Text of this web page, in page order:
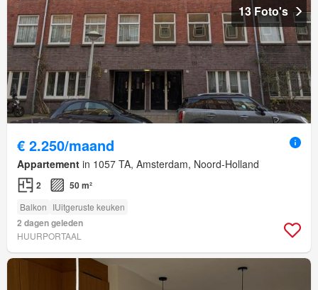
13 Foto's
€ 2.250/maand
Appartement in 1057 TA, Amsterdam, Noord-Holland
2 50 m²
Balkon IUitgeruste keuken
2 dagen geleden
HUURPORTAAL